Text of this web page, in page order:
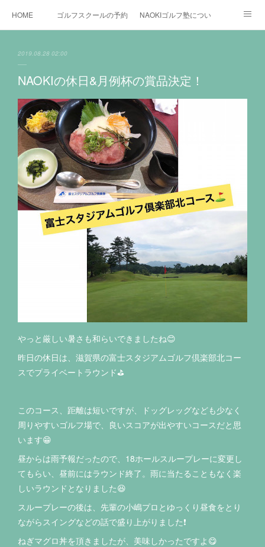
HOME ゴルフスクールの予約状況NAOKIゴルフ塾について
インスタグラム X
2019.08.28 02:00
NAOKIの休日&月例杯の賞品決定！
やっと厳しい暑さも和らいできましたね😊
昨日の休日は、滋賀県の富士スタジアムゴルフ倶楽部北コー
スでプライベートラウンド⛳️
このコース、距離は短いですが、ドッグレッグなども少なく
周りやすいゴルフ場で、良いスコアが出やすいコースだと思
います😁
昼からは雨予報だったので、18ホールスループレーに変更し
てもらい、昼前にはラウンド終了。雨に当たることもなく楽
しいラウンドとなりました😆
スループレーの後は、先輩の小嶋プロとゆっくり昼食をとり
ながらスイングなどの話で盛り上がりました❗️
ねぎマグロ丼を頂きましたが、美味しかったですよ😋